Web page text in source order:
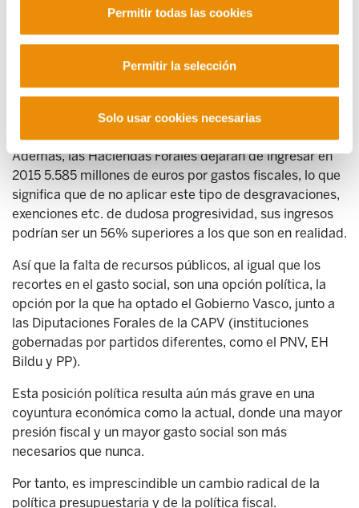
Permitir todas las cookies
Permitir la selección
Solo usar cookies necesarias
ciñen al aumento de la deuda, ya que el gasto público
ha experimentado un recorte de 1.200 millones de euros
desde el ejercicio 2009, lo que evidencia que dejando al
reducido el gasto público en 300 millones de euros.
Además, las Haciendas Forales dejarán de ingresar en
2015 5.585 millones de euros por gastos fiscales, lo que
significa que de no aplicar este tipo de desgravaciones,
exenciones etc. de dudosa progresividad, sus ingresos
podrían ser un 56% superiores a los que son en realidad.
Así que la falta de recursos públicos, al igual que los
recortes en el gasto social, son una opción política, la
opción por la que ha optado el Gobierno Vasco, junto a
las Diputaciones Forales de la CAPV (instituciones
gobernadas por partidos diferentes, como el PNV, EH
Bildu y PP).
Esta posición política resulta aún más grave en una
coyuntura económica como la actual, donde una mayor
presión fiscal y un mayor gasto social son más
necesarios que nunca.
Por tanto, es imprescindible un cambio radical de la
política presupuestaria y de la política fiscal.